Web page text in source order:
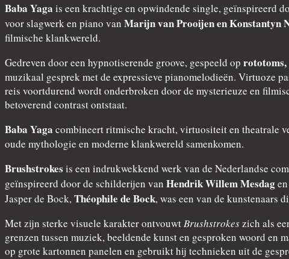
Baba Yaga is een krachtige en opwindende single, geïnspireerd
voor slagwerk en piano van Marijn van Prooijen en Konstantyn
filmische klankwereld.
Gedreven door een hypnotiserende groove, gespeeld op rototoms,
muzikaal gesprek met de expressieve pianomelodieën. Virtuoze
reis voortdurend wordt onderbroken door de mysterieuze en
betoverend contrast ontstaat.
Baba Yaga combineert ritmische kracht, virtuositeit en theatrale
oude mythologie en moderne klankwereld samenkomen.
Brushstrokes is een indrukwekkend werk van de Nederlandse
geïnspireerd door de schilderijen van Hendrik Willem Mesdag
Jasper de Bock,Théophile de Bock, was een van de kunstenaars
Met zijn sterke visuele karakter ontvouwtBrushstrokeszich als
grenzen tussen muziek, beeldende kunst en gesproken woord en
op grote kartonnen panelen en gebruikt hij technieken uit de